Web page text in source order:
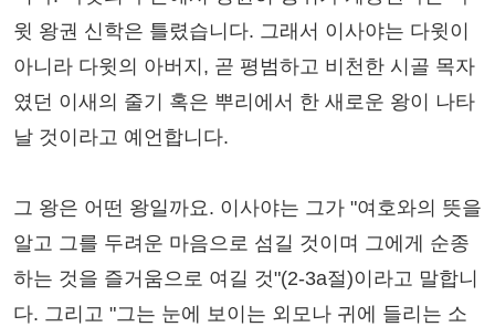
윗 왕권 신학은 틀렸습니다. 그래서 이사야는 다윗이
아니라 다윗의 아버지, 곧 평범하고 비천한 시골 목자
였던 이새의 줄기 혹은 뿌리에서 한 새로운 왕이 나타
날 것이라고 예언합니다.
그 왕은 어떤 왕일까요. 이사야는 그가 "여호와의 뜻을
알고 그를 두려운 마음으로 섬길 것이며 그에게 순종
하는 것을 즐거움으로 여길 것"(2-3a절)이라고 말합니
다. 그리고 "그는 눈에 보이는 외모나 귀에 들리는 소